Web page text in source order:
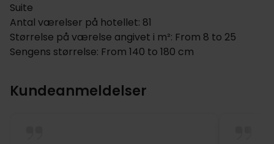
Suite
Antal værelser på hotellet: 81
Størrelse på værelse angivet i m²: From 8 to 25
Sengens størrelse: From 140 to 180 cm
Kundeanmeldelser